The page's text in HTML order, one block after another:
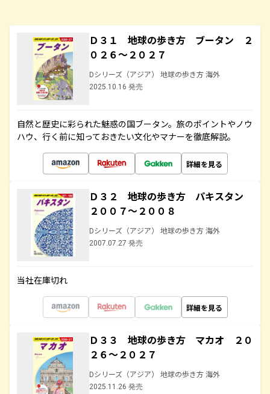
Ｄ３１ 地球の歩き方 ブータン ２
０２６～２０２７
Dシリーズ（アジア） 地球の歩き方 海外
2025.10.16 発売
自然と歴史に彩られた魅惑の国ブータン。旅のポイントやノウ
ハウ、行く前に知っておきたい文化やマナーを徹底解説。
詳細を見る
Ｄ３２ 地球の歩き方 パキスタン
２００７～２００８
Dシリーズ（アジア） 地球の歩き方 海外
2007.07.27 発売
当社在庫切れ
詳細を見る
Ｄ３３ 地球の歩き方 マカオ ２０
２６～２０２７
Dシリーズ（アジア） 地球の歩き方 海外
2025.11.26 発売